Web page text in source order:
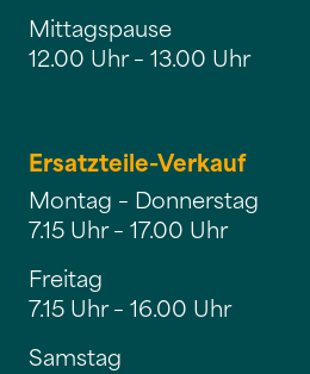
Mittagspause
12.00 Uhr – 13.00 Uhr
Ersatzteile-Verkauf
Montag – Donnerstag
7.15 Uhr – 17.00 Uhr
Freitag
7.15 Uhr – 16.00 Uhr
Samstag